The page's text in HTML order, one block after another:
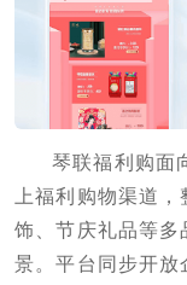
琴联福利购面
上福利购物渠道
饰、节庆礼品等多
景。平台同步开放